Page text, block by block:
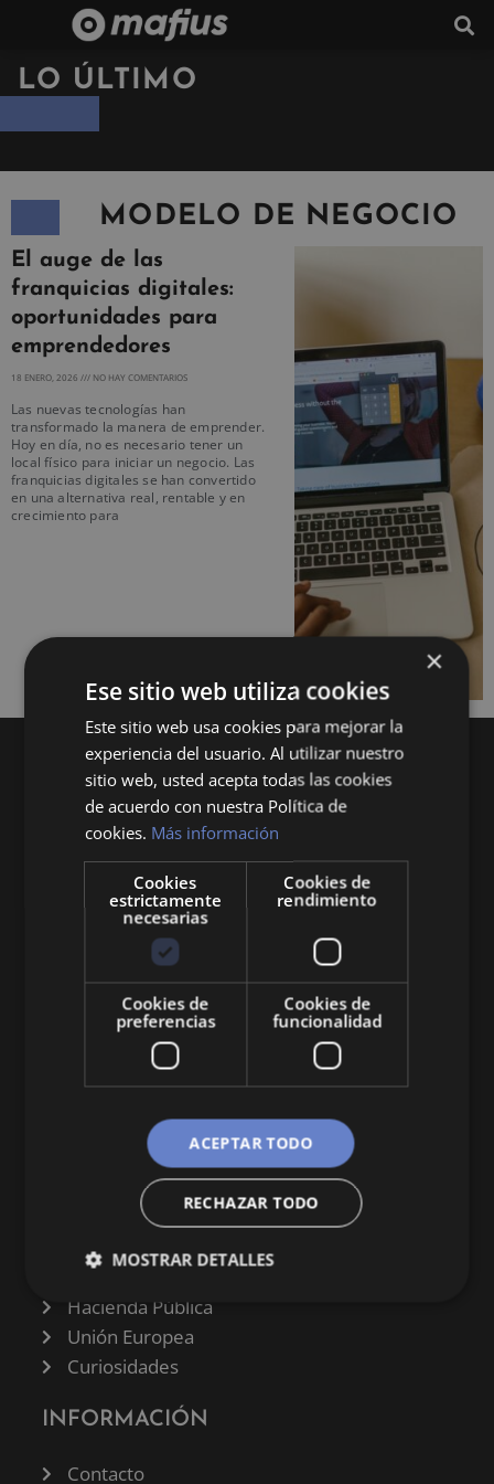
LO ÚLTIMO
MODELO DE NEGOCIO
El auge de las
franquicias digitales:
oportunidades para
emprendedores
18 ENERO, 2026 NO HAY COMENTARIOS
Las nuevas tecnologías han
transformado la manera de emprender.
Hoy en día, no es necesario tener un
local físico para iniciar un negocio. Las
franquicias digitales se han convertido
en una alternativa real, rentable y en
crecimiento para
Queremos mantenerte al día en temas de
economía, finanzas, negocios, derecho, historia
y curiosidades sobre todo lo relacionado con la
economía y empresa.
CATEGORÍAS
Negocios
Derecho
Historia
Hacienda Pública
Unión Europea
Curiosidades
INFORMACIÓN
Contacto
×
Ese sitio web utiliza cookies
Este sitio web usa cookies para mejorar la
experiencia del usuario. Al utilizar nuestro
sitio web, usted acepta todas las cookies
de acuerdo con nuestra Política de
cookies. Más información
Cookies
estrictamente
necesarias
Cookies de
rendimiento
Cookies de
preferencias
Cookies de
funcionalidad
ACEPTAR TODO
RECHAZAR TODO
MOSTRAR DETALLES